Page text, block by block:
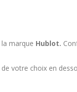
la marque Hublot.
de votre choix en